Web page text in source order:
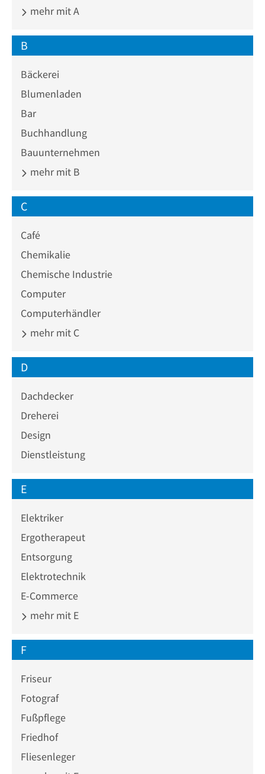
mehr mit A
B
Bäckerei
Blumenladen
Bar
Buchhandlung
Bauunternehmen
mehr mit B
C
Café
Chemikalie
Chemische Industrie
Computer
Computerhändler
mehr mit C
D
Dachdecker
Dreherei
Design
Dienstleistung
E
Elektriker
Ergotherapeut
Entsorgung
Elektrotechnik
E-Commerce
mehr mit E
F
Friseur
Fotograf
Fußpflege
Friedhof
Fliesenleger